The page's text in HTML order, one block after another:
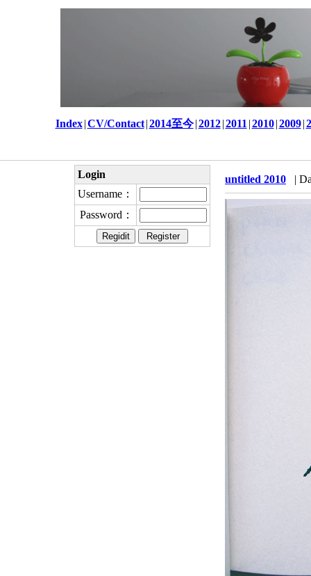
Index |CV/Contact |2014至今 |2012 |2011 |2010 |2009 |
Login
Username：
Password：
untitled 2010 |